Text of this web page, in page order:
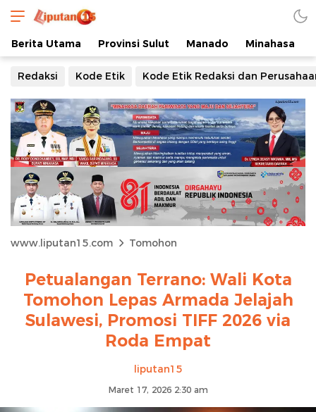
Berita Utama Provinsi Sulut Manado Minahasa
Redaksi Kode Etik Kode Etik Redaksi dan
www.liputan15.com Tomohon
Petualangan Terrano: Wali Kota
Tomohon Lepas Armada Jelajah
Sulawesi, Promosi TIFF 2026 via
Roda Empat
liputan15
Maret 17, 2026 2:30 am